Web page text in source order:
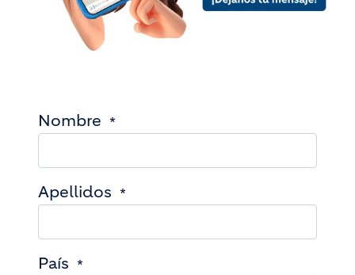
Nombre
Apellidos
País